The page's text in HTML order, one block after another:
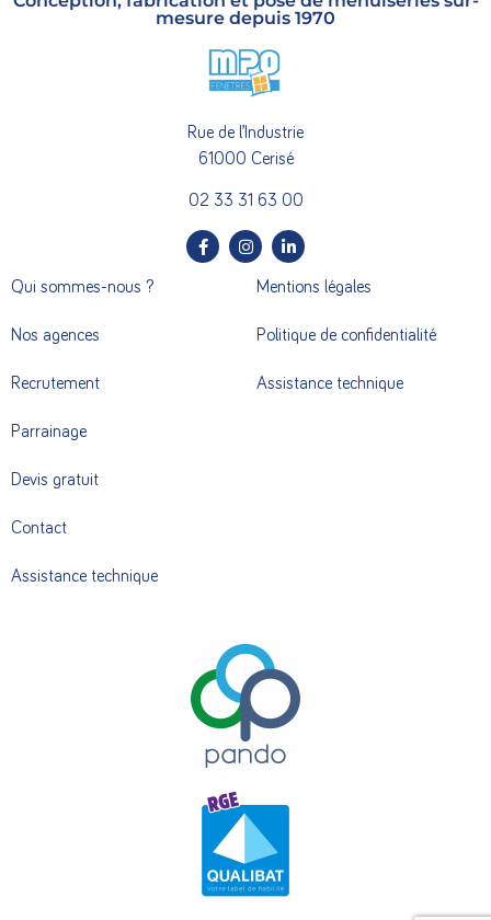
mesure depuis 1970
Rue de l’Industrie
61000 Cerisé
02 33 31 63 00
Qui sommes-nous ?
Nos agences
Recrutement
Parrainage
Devis gratuit
Contact
Assistance technique
Mentions légales
Politique de confidentialité
Assistance technique